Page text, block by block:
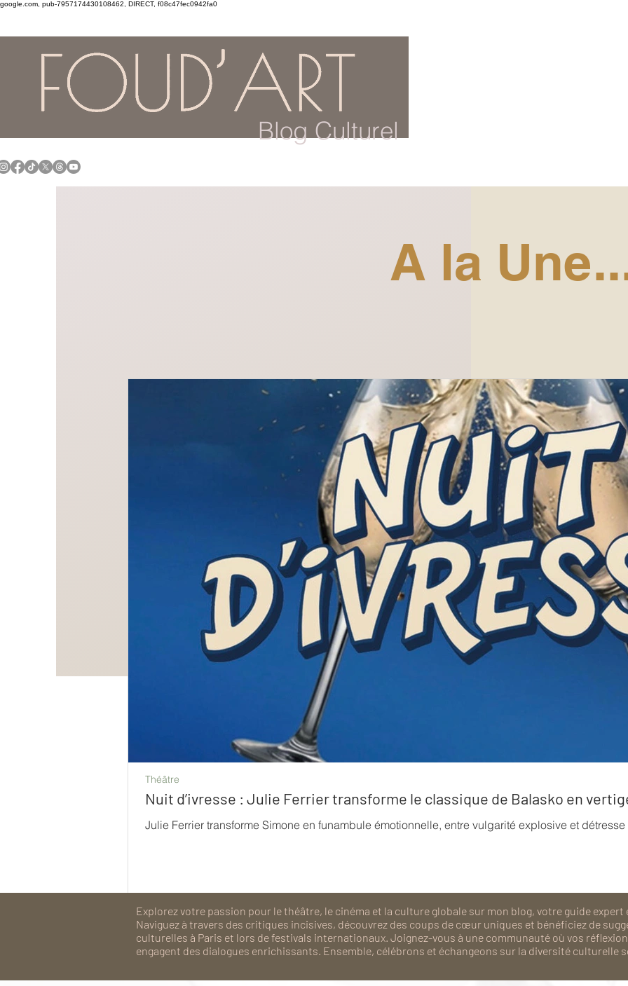
google.com, pub-7957174430108462, DIRECT, f08c47fec0942fa0
Blog Culturel
Nuit d’ivresse : Julie Ferrier transforme le classique de Balasko en
Julie Ferrier transforme Simone en funambule émotionnelle, entre vulgarité explosive et
Théâtre
A la
Explorez votre passion pour le théâtre, le cinéma et la culture globale sur mon blog, votre guide expert
Naviguez à travers des critiques incisives, découvrez des coups de cœur uniques et bénéficiez de
culturelles à Paris et lors de festivals internationaux. Joignez-vous à une communauté où vos
engagent des dialogues enrichissants. Ensemble, célébrons et échangeons sur la diversité culturelle